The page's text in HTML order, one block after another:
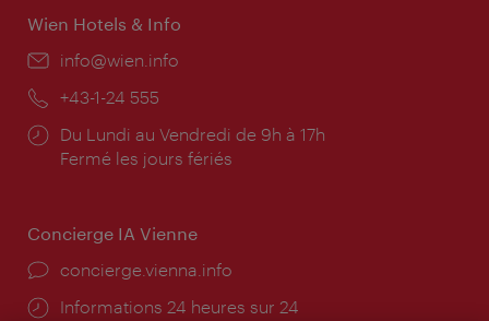
Wien Hotels & Info
E-
info@wien.info
Téléphone:
+43-1-24 555
Horaires
d'ouverture:
Du Lundi au Vendredi de 9h à 17h
Fermé les jours fériés
Concierge IA Vienne
Ort:
concierge.vienna.info
Öffnungszeiten:
Informations 24 heures sur 24